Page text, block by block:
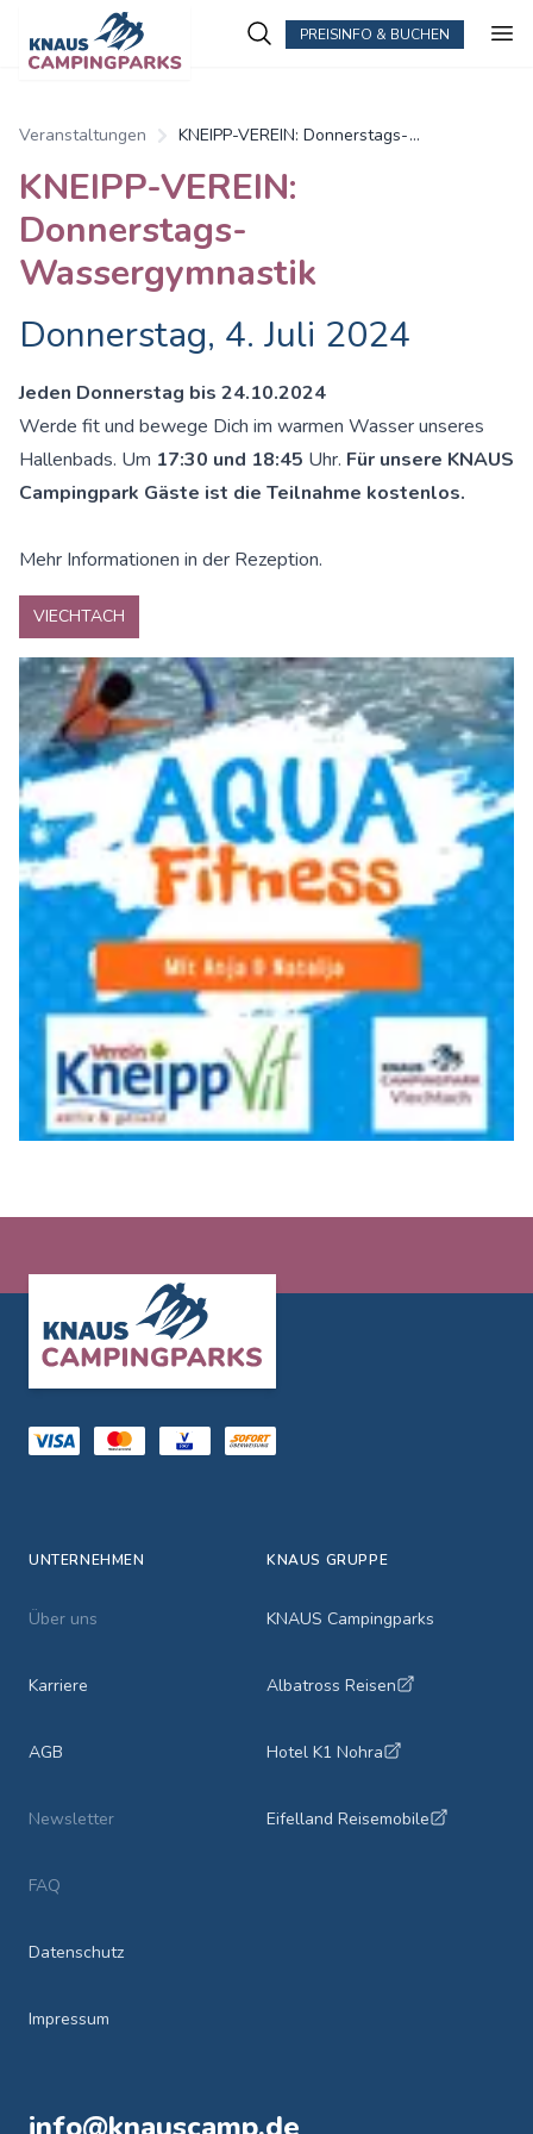
PREISINFO & BUCHEN
Veranstaltungen
KNEIPP-VEREIN: Donnerstags-
KNEIPP-VEREIN:
Donnerstags-
Wassergymnastik
Donnerstag, 4. Juli 2024
Jeden Donnerstag bis 24.10.2024
Werde fit und bewege Dich im warmen Wasser unseres
Hallenbads. Um 17:30 und 18:45 Uhr. Für unsere KNAUS
Campingpark Gäste ist die Teilnahme kostenlos.
Mehr Informationen in der Rezeption.
VIECHTACH
UNTERNEHMEN
Über uns
Karriere
AGB
Newsletter
FAQ
Datenschutz
Impressum
KNAUS GRUPPE
KNAUS Campingparks
Albatross Reisen
Hotel K1 Nohra
Eifelland Reisemobile